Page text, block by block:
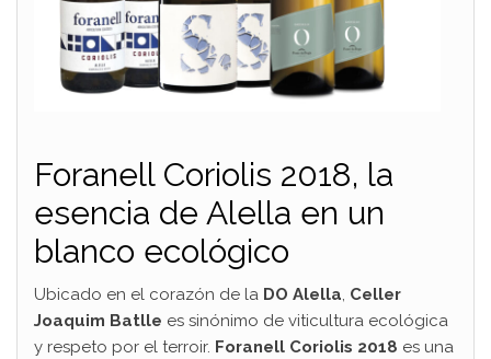
Foranell Coriolis 2018, la
esencia de Alella en un
blanco ecológico
Ubicado en el corazón de la DO Alella, Celler
Joaquim Batlle es sinónimo de viticultura ecológica
y respeto por el terroir. Foranell Coriolis 2018 es una